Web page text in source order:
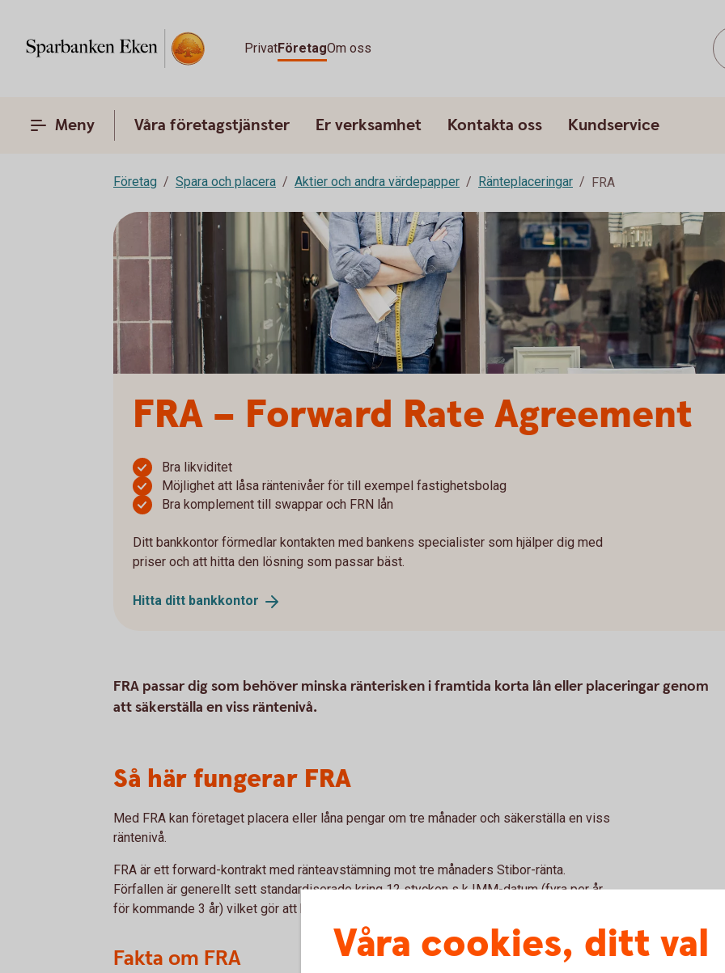
PrivatFöretagOm oss
Meny Våra företagstjänster Er verksamhet Kontakta oss Kundservice
Företag Spara och placera Aktier och andra värdepapper Ränteplaceringar FRA
FRA – Forward Rate Agreement
Bra likviditet
Möjlighet att låsa räntenivåer för till exempel fastighetsbolag
Bra komplement till swappar och FRN lån
Ditt bankkontor förmedlar kontakten med bankens specialister som hjälper dig med
priser och att hitta den lösning som passar bäst.
Hitta ditt bankkontor
FRA passar dig som behöver minska ränterisken i framtida korta lån eller placeringar genom
att säkerställa en viss räntenivå.
Så här fungerar FRA
Med FRA kan företaget placera eller låna pengar om tre månader och säkerställa en viss
räntenivå.
FRA är ett forward-kontrakt med ränteavstämning mot tre månaders Stibor-ränta.
Förfallen är generellt sett standardiserade kring 12 stycken s k IMM-datum (fyra per år
för kommande 3 år) vilket gör att kontrakten har en god likviditet.
Fakta om FRA Våra cookies, ditt val